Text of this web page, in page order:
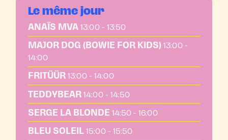
Le même jour
ANAÏS MVA13:00 - 13:50
MAJOR DOG (BOWIE FOR KIDS)13:00 -
14:00
FRITÜÜR13:00 - 14:00
TEDDYBEAR14:00 - 14:50
SERGE LA BLONDE14:50 - 16:00
BLEU SOLEIL15:00 - 15:50